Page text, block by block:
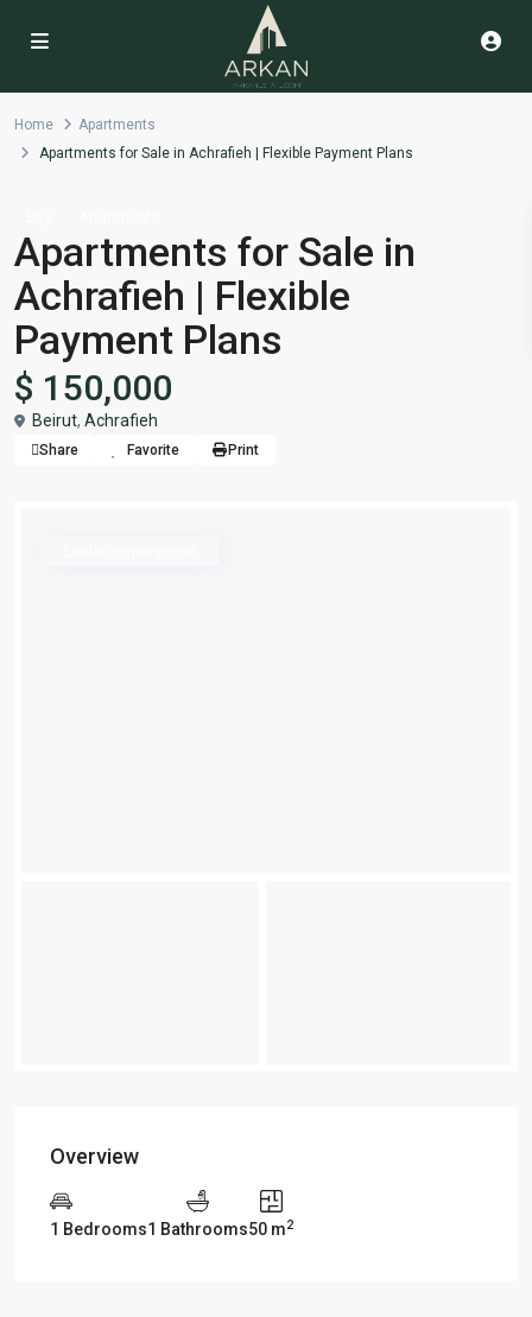
Home
Apartments
Apartments for Sale in Achrafieh | Flexible Payment Plans
Apartments for Sale in
Achrafieh | Flexible
Payment Plans
$ 150,000
Beirut, Achrafieh
Share Favorite Print
Overview
1 Bedrooms1 Bathrooms50 m2